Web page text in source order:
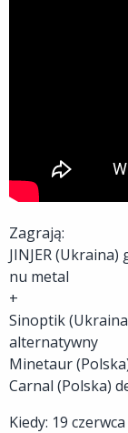
Zagrają:
JINJER
nu metal
+
Sinoptik
alternatywny
Minetaur
Carnal (Polska)
Kiedy: 19